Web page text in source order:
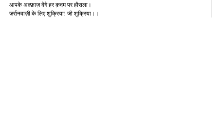
आपके अल्‍फ़ाज़ देंगे हर क़दम पर हौसला।
ज़र्रानवाज़ी के लिए शुक्रिया! जी शुक्रिया।।